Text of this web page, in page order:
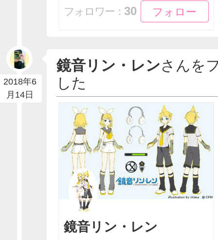
フォロー
フォロー
フォロワー： 30
2018年6
月14日
鏡音リン・レンさんを
した
鏡音リン・レン